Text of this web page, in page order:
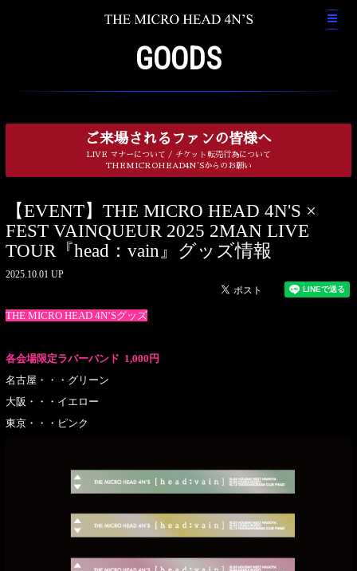
GOODS
ご来場されるファンの皆様へ
LIVE マナーについて / チケット転売行為について
THEMICROHEAD4N'Sからのお願い
【EVENT】THE MICRO HEAD 4N'S ×
FEST VAINQUEUR 2025 2MAN LIVE
TOUR『head：vain』グッズ情報
2025.10.01 UP
THE MICRO HEAD 4N’Sグッズ
各会場限定ラバーバンド 1,000円
名古屋・・・グリーン
大阪・・・イエロー
東京・・・ピンク